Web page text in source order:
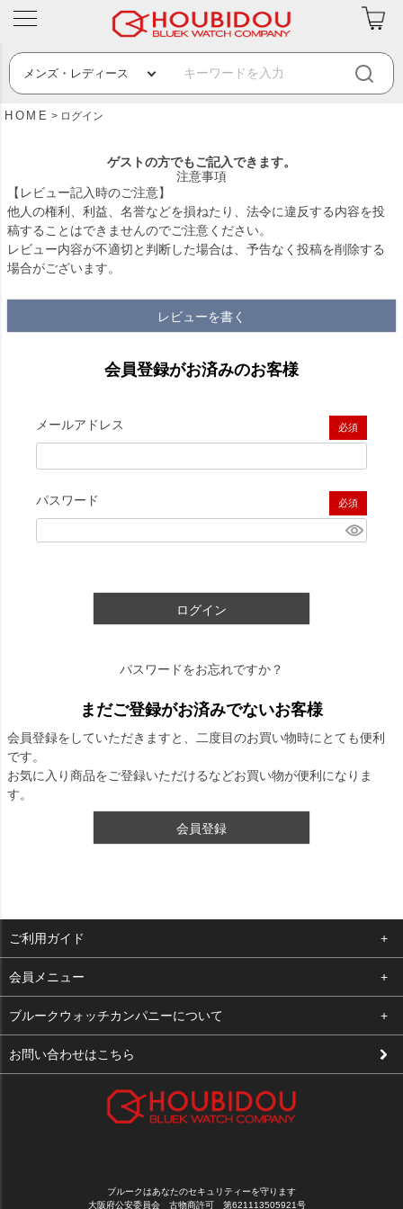
HOME ログイン
ゲストの方でもご記入できます。
注意事項
【レビュー記入時のご注意】
他人の権利、利益、名誉などを損ねたり、法令に違反する内容を投
稿することはできませんのでご注意ください。
レビュー内容が不適切と判断した場合は、予告なく投稿を削除する
場合がございます。
レビューを書く
会員登録がお済みのお客様
メールアドレス
(必須)
パスワード
(必須)
ログイン
パスワードをお忘れですか？
まだご登録がお済みでないお客様
会員登録をしていただきますと、二度目のお買い物時にとても便利
です。
お気に入り商品をご登録いただけるなどお買い物が便利になりま
す。
会員登録
ご利用ガイド
よくある質問
支払い・送料
修理依頼
会員メニュー
ログイン
お気に入り
ブルークウォッチカンパニーについて
会社概要
お問い合わせはこちら
ブルークはあなたのセキュリティーを守ります
大阪府公安委員会 古物商許可 第621113505921号